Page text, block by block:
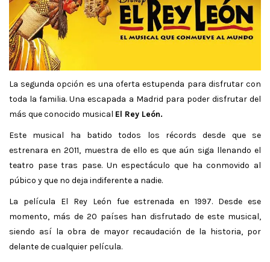
La segunda opción es una oferta estupenda para disfrutar con
toda la familia. Una escapada a Madrid para poder disfrutar del
más que conocido musical El Rey León.
Este musical ha batido todos los récords desde que se
estrenara en 2011, muestra de ello es que aún siga llenando el
teatro pase tras pase. Un espectáculo que ha conmovido al
púbico y que no deja indiferente a nadie.
La película El Rey León fue estrenada en 1997. Desde ese
momento, más de 20 países han disfrutado de este musical,
siendo así la obra de mayor recaudación de la historia, por
delante de cualquier película.